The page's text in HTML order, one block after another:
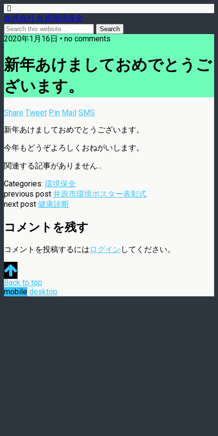
株式会社 井原環境保全
2020年1月16日 • no comments
新年あけましておめでとうご
ざいます。
Share Tweet Pin Mail SMS
新年あけましておめでとうございます。
今年もどうぞよろしくおねがいします。
関連する記事がありません...
Categories: 環境保全
previous post 井原市環境ポスター表彰式
next post 健康診断
コメントを残す
コメントを投稿するには ログイン してください。
Back to top
mobile desktop